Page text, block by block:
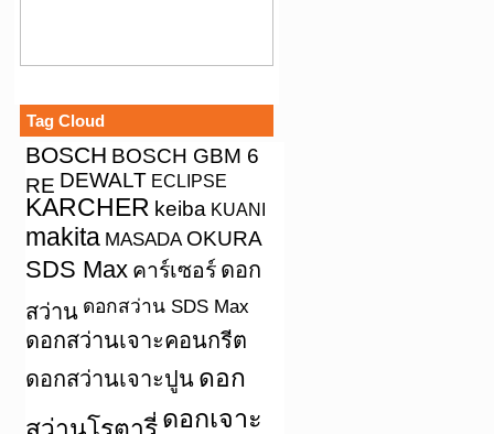
Tag Cloud
BOSCH BOSCH GBM 6
RE DEWALT ECLIPSE
KARCHER keiba KUANI
makita MASADA OKURA
SDS Max คาร์เซอร์ ดอก
สว่าน ดอกสว่าน SDS Max
ดอกสว่านเจาะคอนกรีต
ดอกสว่านเจาะปูน ดอก
สว่านโรตารี่ ดอกเจาะ